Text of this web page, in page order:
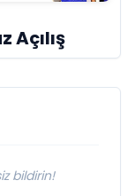
Açılış
bildirin!